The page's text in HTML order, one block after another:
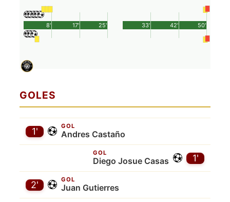
25'
8' 17' 50'
33' 42'
GOLES
GOL
Andres Castaño
1'
1'
GOL
Diego Josue Casas
GOL
Juan Gutierres
2'